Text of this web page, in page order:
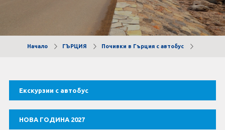
Круизи
Оферти За Нова Година
Септемврийски Празници
Начало ГЪРЦИЯ Почивки в Гърция с автобус
Екскурзии с автобус
НОВА ГОДИНА 2027